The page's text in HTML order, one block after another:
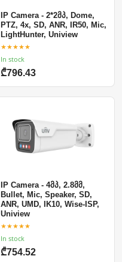
IP Camera - 2*2მპ, Dome,
PTZ, 4x, SD, ANR, IR50, Mic,
LightHunter, Uniview
★★★★★
In stock
₾796.43
IP Camera - 4მპ, 2.8მმ,
Bullet, Mic, Speaker, SD,
ANR, UMD, IK10, Wise-ISP,
Uniview
★★★★★
In stock
₾754.52